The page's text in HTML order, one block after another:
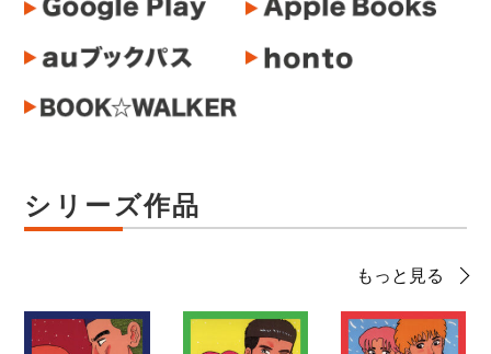
シリーズ作品
もっと見る